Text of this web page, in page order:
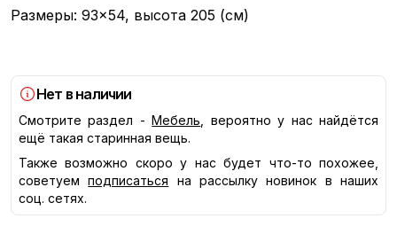
Размеры: 93×54, высота 205 (см)
Нет в наличии
Смотрите раздел - Мебель , вероятно у нас найдётся
ещё такая старинная вещь.
Также возможно скоро у нас будет что-то похожее,
советуем
подписаться
на рассылку новинок в наших
соц. сетях.